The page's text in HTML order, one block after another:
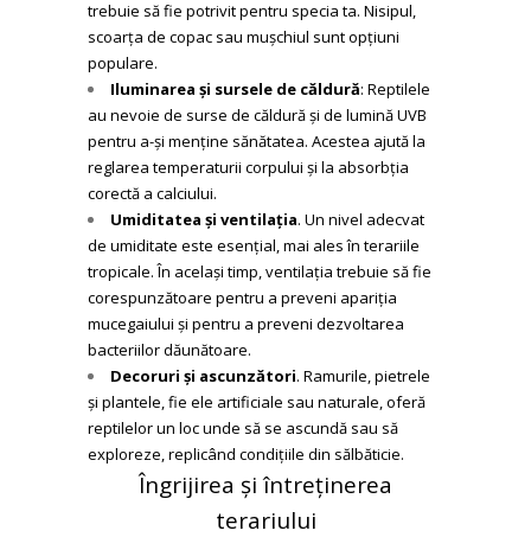
trebuie să fie potrivit pentru specia ta. Nisipul,
scoarța de copac sau mușchiul sunt opțiuni
populare.
Iluminarea și sursele de căldură: Reptilele
au nevoie de surse de căldură și de lumină UVB
pentru a-și menține sănătatea. Acestea ajută la
reglarea temperaturii corpului și la absorbția
corectă a calciului.
Umiditatea și ventilația. Un nivel adecvat
de umiditate este esențial, mai ales în terariile
tropicale. În același timp, ventilația trebuie să fie
corespunzătoare pentru a preveni apariția
mucegaiului și pentru a preveni dezvoltarea
bacteriilor dăunătoare.
Decoruri și ascunzători. Ramurile, pietrele
și plantele, fie ele artificiale sau naturale, oferă
reptilelor un loc unde să se ascundă sau să
exploreze, replicând condițiile din sălbăticie.
Îngrijirea și întreținerea
terariului